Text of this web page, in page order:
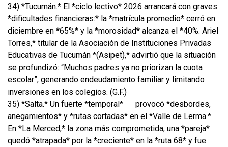
34) *Tucumán.* El *ciclo lectivo* 2026 arrancará con graves
*dificultades financieras:* la *matrícula promedio* cerró en
diciembre en *65%* y la *morosidad* alcanza el *40%. Ariel
Torres,* titular de la Asociación de Instituciones Privadas
Educativas de Tucumán *(Asipet),* advirtió que la situación
se profundizó: “Muchos padres ya no priorizan la cuota
escolar”, generando endeudamiento familiar y limitando
inversiones en los colegios. (G.F.)
35) *Salta.* Un fuerte *temporal*
provocó *desbordes,
anegamientos* y *rutas cortadas* en el *Valle de Lerma.*
En *La Merced,* la zona más comprometida, una *pareja*
quedó *atrapada* por la *creciente* en la *ruta 68* y fue